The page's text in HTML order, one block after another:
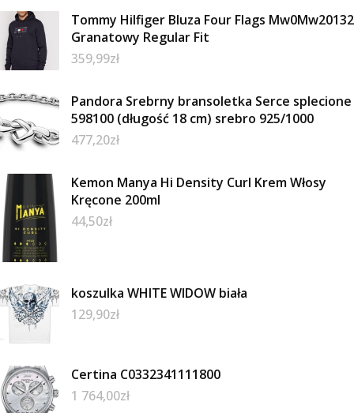
Tommy Hilfiger Bluza Four Flags Mw0Mw20132
Granatowy Regular Fit
359,99zł
Pandora Srebrny bransoletka Serce splecione
598100 (długość 18 cm) srebro 925/1000
477,20zł
Kemon Manya Hi Density Curl Krem Włosy
Kręcone 200ml
44,50zł
koszulka WHITE WIDOW biała
129,90zł
Certina C0332341111800
1 764,00zł